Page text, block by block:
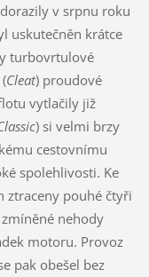
v srpnu roku
uskutečněn krátce
turbovrtulové
Cleat) proudové
vytlačily již
) si velmi brzy
cestovnímu
spolehlivosti. Ke
ztraceny pouhé čtyři
nehody
motoru. Provoz
pak obešel bez